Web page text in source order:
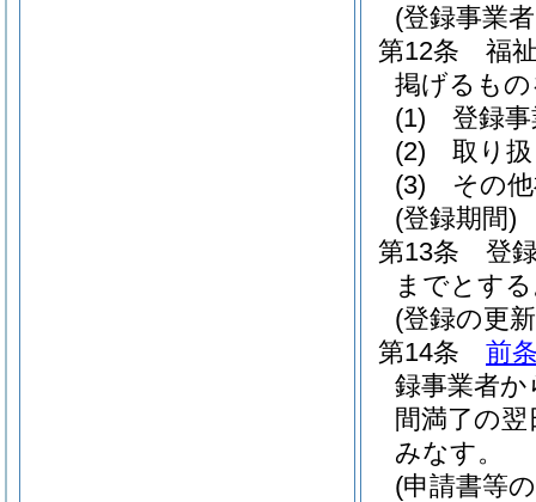
(登録事業
第12条
福
掲げるも
(1)
登録
(2)
取り
(3)
その
(登録期間)
第13条
登
までとす
(登録の更
第14条
前
録事業者
間満了の
みなす。
(申請書等